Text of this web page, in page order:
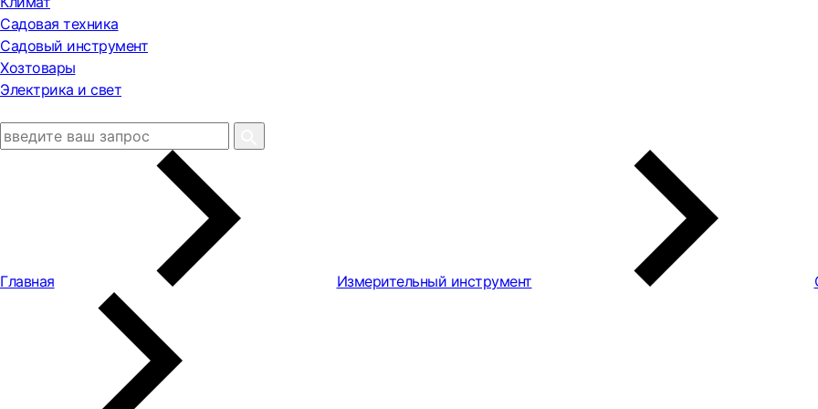
Садовая техника
Садовый инструмент
Хозтовары
Электрика и свет
Главная Измерительный инструмент